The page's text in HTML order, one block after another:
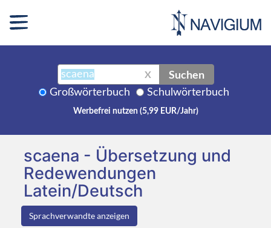
X Suchen
Großwörterbuch Schulwörterbuch
Werbefrei nutzen (5,99 EUR/Jahr)
scaena - Übersetzung und
Redewendungen
Latein/Deutsch
Sprachverwandte anzeigen